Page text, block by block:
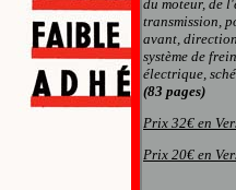
du moteur, de
transmission,
avant,
système de
électrique,
(83 pages)
Prix 32€ en
Prix 20€ en